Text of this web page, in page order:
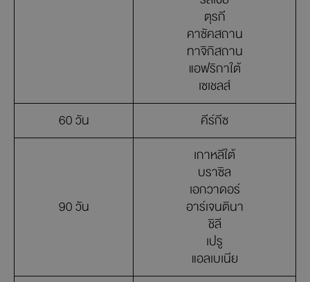
ตุรกี
คาซัคสถาน
ทาจิกิสถาน
แอฟริกาใต้
เซเชลส์
60 วัน
คีร์กีซ
90 วัน
เกาหลีใต้
บราซิล
เอกวาดอร์
อาร์เจนตินา
ชิลี
เปรู
แอลเบเนีย